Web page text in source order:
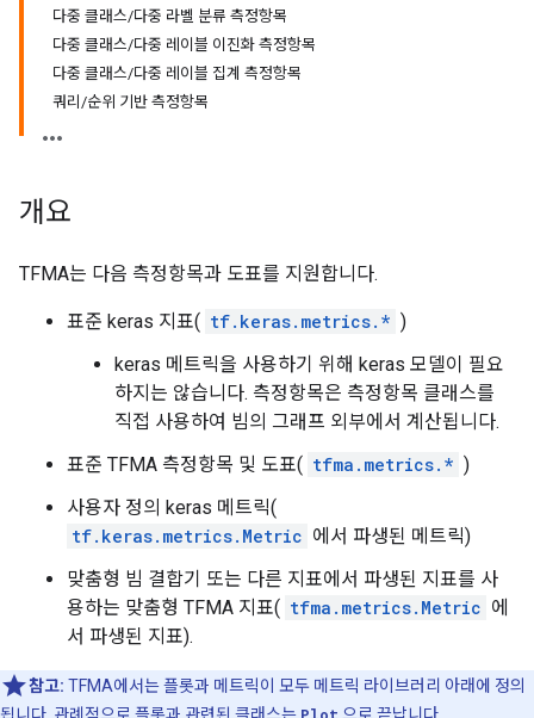
다중 클래스/다중 라벨 분류 측정항목
다중 클래스/다중 레이블 이진화 측정항목
다중 클래스/다중 레이블 집계 측정항목
쿼리/순위 기반 측정항목
개요
TFMA는 다음 측정항목과 도표를 지원합니다.
표준 keras 지표( tf.keras.metrics.* )
keras 메트릭을 사용하기 위해 keras 모델이 필요
하지는 않습니다. 측정항목은 측정항목 클래스를
직접 사용하여 빔의 그래프 외부에서 계산됩니다.
표준 TFMA 측정항목 및 도표( tfma.metrics.* )
사용자 정의 keras 메트릭(
tf.keras.metrics.Metric 에서 파생된 메트릭)
맞춤형 빔 결합기 또는 다른 지표에서 파생된 지표를 사
용하는 맞춤형 TFMA 지표( tfma.metrics.Metric 에
서 파생된 지표).
참고: TFMA에서는 플롯과 메트릭이 모두 메트릭 라이브러리 아래에 정의